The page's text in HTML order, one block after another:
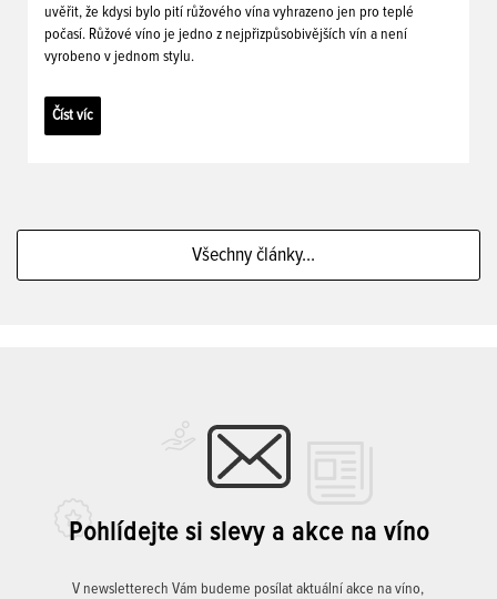
uvěřit, že kdysi bylo pití růžového vína vyhrazeno jen pro teplé
počasí. Růžové víno je jedno z nejpřizpůsobivějších vín a není
vyrobeno v jednom stylu.
Číst víc
Všechny články...
Pohlídejte si slevy a akce na víno
V newsletterech Vám budeme posílat aktuální akce na víno,